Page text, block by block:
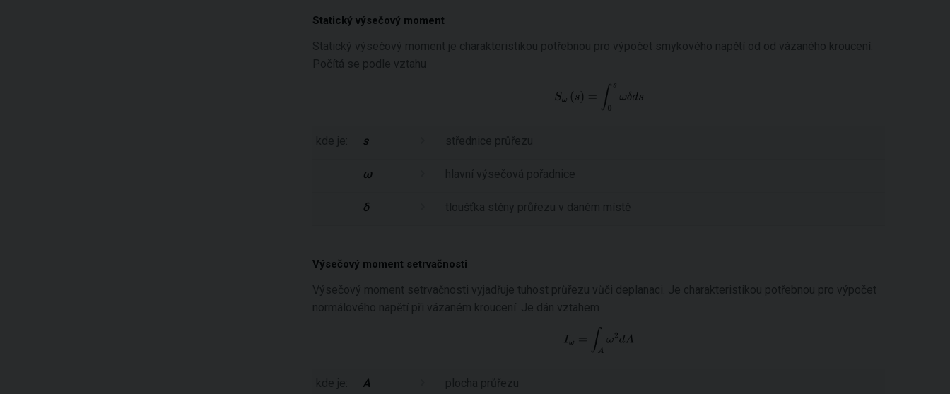
Statický výsečový moment
Statický výsečový moment je charakteristikou potřebnou pro výpočet smykového napětí od od vázaného kroucení.
Počítá se podle vztahu
kde je: s střednice průřezu
ω hlavní výsečová pořadnice
δ tloušťka stěny průřezu v daném místě
Výsečový moment setrvačnosti
Výsečový moment setrvačnosti vyjadřuje tuhost průřezu vůči deplanaci. Je charakteristikou potřebnou pro výpočet
normálového napětí při vázaném kroucení. Je dán vztahem
kde je: A plocha průřezu